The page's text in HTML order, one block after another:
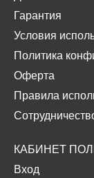
Гарантия
Условия
Политика
Оферта
Правила
КАБИНЕТ
Вход